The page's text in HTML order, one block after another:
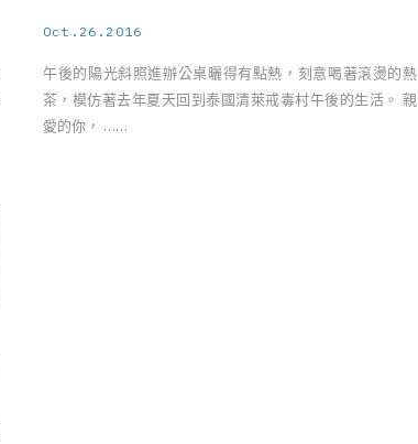
Oct.26.2016
午後的陽光斜照進辦公桌曬得有點熱，刻意喝著滾燙的熱
茶，模仿著去年夏天回到泰國清萊戒毒村午後的生活。 親
愛的你， ……